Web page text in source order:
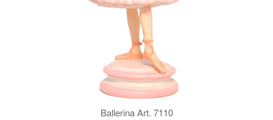
Ballerina Art. 7110